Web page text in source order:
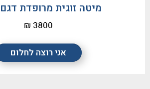
אני רוצה לחלום
מיטה זוגית מרופדת דגם
3800 ₪